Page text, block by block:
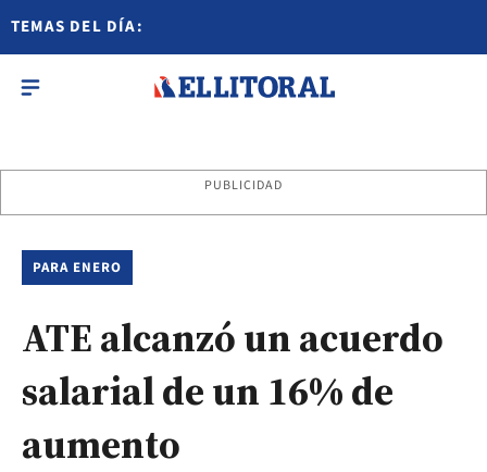
TEMAS DEL DÍA:
PUBLICIDAD
PARA ENERO
ATE alcanzó un acuerdo
salarial de un 16% de
aumento